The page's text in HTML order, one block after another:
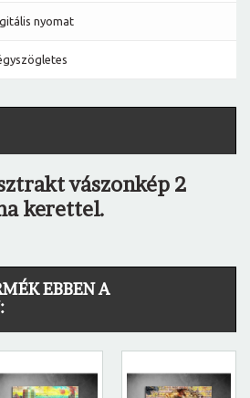
nyomat
vászonkép 2
kerettel.
EBBEN A